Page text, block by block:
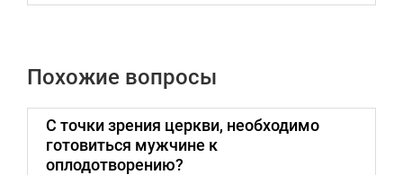
Похожие вопросы
С точки зрения церкви, необходимо
готовиться мужчине к
оплодотворению?